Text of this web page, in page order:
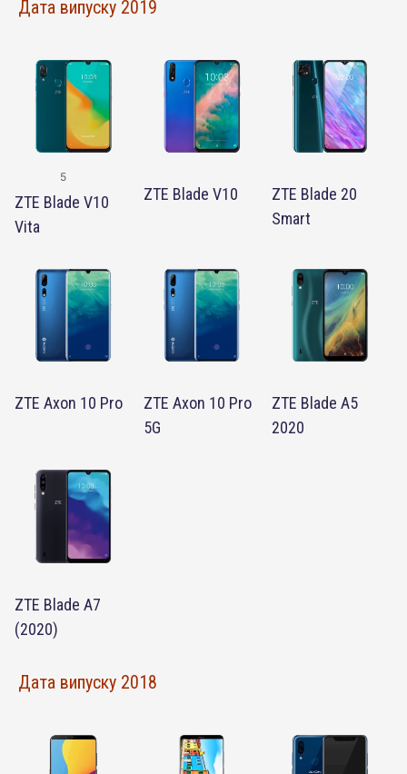
Дата випуску 2019
5
ZTE Blade V10
Vita
ZTE Blade V10
ZTE Blade 20
Smart
ZTE Axon 10 Pro
ZTE Axon 10 Pro
5G
ZTE Blade A5
2020
ZTE Blade A7
(2020)
Дата випуску 2018